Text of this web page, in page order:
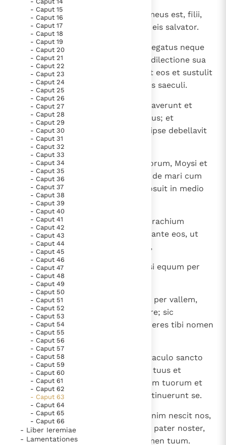
- Caput 15
- Caput 16
- Caput 17
- Caput 18
- Caput 19
- Caput 20
- Caput 21
- Caput 22
- Caput 23
- Caput 24
- Caput 25
- Caput 26
- Caput 27
- Caput 28
- Caput 29
- Caput 30
- Caput 31
- Caput 32
- Caput 33
- Caput 34
- Caput 35
- Caput 36
- Caput 37
- Caput 38
- Caput 39
- Caput 40
- Caput 41
- Caput 42
- Caput 43
- Caput 44
- Caput 45
- Caput 46
- Caput 47
- Caput 48
- Caput 49
- Caput 50
- Caput 51
- Caput 52
- Caput 53
- Caput 54
- Caput 55
- Caput 56
- Caput 57
- Caput 58
- Caput 59
- Caput 60
- Caput 61
- Caput 62
- Caput 63
- Caput 64
- Caput 65
- Caput 66
- Liber Ieremiae
- Lamentationes
Et dixit: " Verumtamen populus meus est, filii,
qui non deludent "; et factus est eis salvator.
In omni tribulatione eorum non legatus neque
angelus, sed ipse salvavit eos. In dilectione sua
et in indulgentia sua ipse redemit eos et sustulit
eos et portavit eos cunctis diebus saeculi.
Ipsi autem ad iracundiam provocaverunt et
afflixerunt spiritum sanctitatis eius; et
conversus est eis in inimicum et ipse debellavit
eos.
Et recordatus est dierum antiquorum, Moysi et
populi sui. Ubi est qui eduxit eos de mari cum
pastore gregis sui? Ubi est qui posuit in medio
eius spiritum sanctitatis suae?
Qui adduxit ad dexteram Moysi brachium
maiestatis suae, qui scidit aquas ante eos, ut
faceret sibi nomen sempiternum,
qui deduxit eos per abyssos quasi equum per
desertum, et non impingebant?
Sicut armentum, quod descendit per vallem,
spiritus Domini fecit eos quiescere; sic
conduxisti populum tuum, ut faceres tibi nomen
gloriae.
Attende de caelo et vide de habitaculo sancto
tuo et gloriae tuae; ubi est zelus tuus et
fortitudo tua? Commotio viscerum tuorum et
misericordiae tuae super me continuerunt se.
Tu enim pater noster. Abraham enim nescit nos,
et Israel ignorat nos; tu, Domine, pater noster,
redemptor noster: a saeculo nomen tuum.